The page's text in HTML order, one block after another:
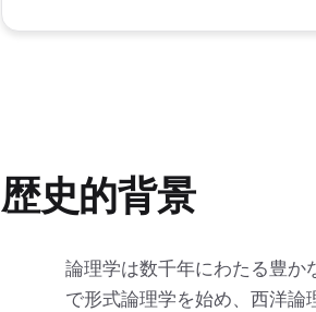
歴史的背景
論理学は数千年にわたる豊か
で形式論理学を始め、西洋論